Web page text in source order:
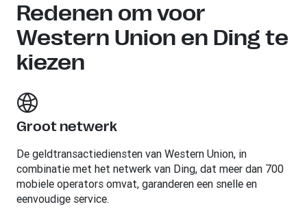
Redenen om voor
Western Union en Ding te
kiezen
Groot netwerk
De geldtransactiediensten van Western Union, in
combinatie met het netwerk van Ding, dat meer dan 700
mobiele operators omvat, garanderen een snelle en
eenvoudige service.